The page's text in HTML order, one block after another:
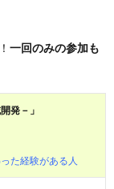
一回のみの参加も
発－」
た経験がある人